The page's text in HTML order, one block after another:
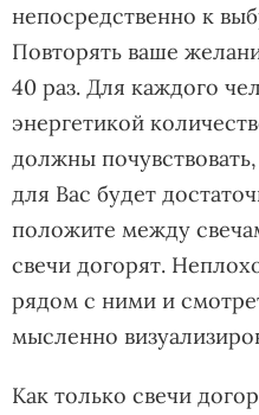
непосредственно к
Повторять ваше
40 раз. Для каждого
энергетикой
должны
для Вас будет
положите между
свечи догорят.
рядом с ними и
мысленно
Как только свечи